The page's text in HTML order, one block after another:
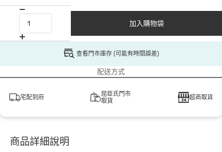
加入購物袋
查看門市庫存 (可能有時間誤差)
配送方式
宅配到府
屈臣氏門市
取貨
超商取貨
商品詳細說明